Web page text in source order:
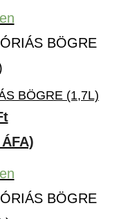
BÖGRE (1,7L)